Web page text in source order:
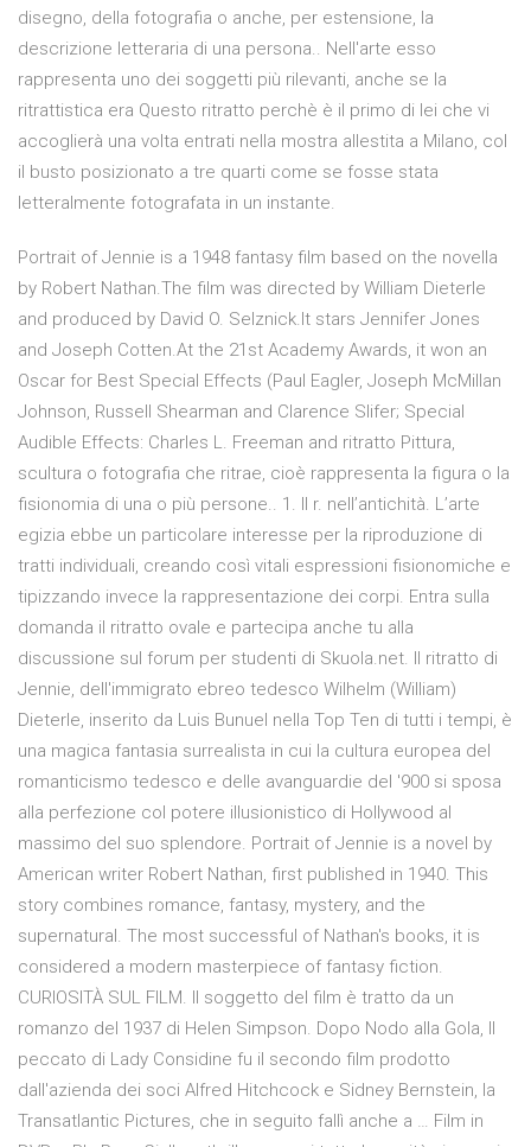
disegno, della fotografia o anche, per estensione, la
descrizione letteraria di una persona.. Nell'arte esso
rappresenta uno dei soggetti più rilevanti, anche se la
ritrattistica era Questo ritratto perchè è il primo di lei che vi
accoglierà una volta entrati nella mostra allestita a Milano, col
il busto posizionato a tre quarti come se fosse stata
letteralmente fotografata in un instante.
Portrait of Jennie is a 1948 fantasy film based on the novella
by Robert Nathan.The film was directed by William Dieterle
and produced by David O. Selznick.It stars Jennifer Jones
and Joseph Cotten.At the 21st Academy Awards, it won an
Oscar for Best Special Effects (Paul Eagler, Joseph McMillan
Johnson, Russell Shearman and Clarence Slifer; Special
Audible Effects: Charles L. Freeman and ritratto Pittura,
scultura o fotografia che ritrae, cioè rappresenta la figura o la
fisionomia di una o più persone.. 1. Il r. nell’antichità. L’arte
egizia ebbe un particolare interesse per la riproduzione di
tratti individuali, creando così vitali espressioni fisionomiche e
tipizzando invece la rappresentazione dei corpi. Entra sulla
domanda il ritratto ovale e partecipa anche tu alla
discussione sul forum per studenti di Skuola.net. Il ritratto di
Jennie, dell'immigrato ebreo tedesco Wilhelm (William)
Dieterle, inserito da Luis Bunuel nella Top Ten di tutti i tempi, è
una magica fantasia surrealista in cui la cultura europea del
romanticismo tedesco e delle avanguardie del '900 si sposa
alla perfezione col potere illusionistico di Hollywood al
massimo del suo splendore. Portrait of Jennie is a novel by
American writer Robert Nathan, first published in 1940. This
story combines romance, fantasy, mystery, and the
supernatural. The most successful of Nathan's books, it is
considered a modern masterpiece of fantasy fiction.
CURIOSITÀ SUL FILM. Il soggetto del film è tratto da un
romanzo del 1937 di Helen Simpson. Dopo Nodo alla Gola, Il
peccato di Lady Considine fu il secondo film prodotto
dall'azienda dei soci Alfred Hitchcock e Sidney Bernstein, la
Transatlantic Pictures, che in seguito fallì anche a … Film in